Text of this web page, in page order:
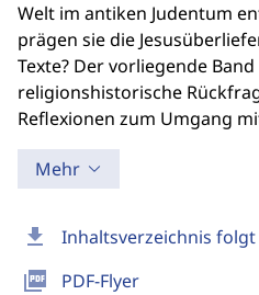
download Inhaltsverzeichnis folgt
picture_as_pdf PDF-Flyer
Welt im antiken Judentum
prägen sie die
Texte? Der vorliegende
religionshistorische
Reflexionen zum Umgang
Mehr